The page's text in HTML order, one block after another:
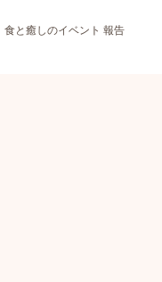
食と癒しのイベント 報告